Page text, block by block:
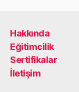
Hakkında
Eğitimcilik
Sertifikalar
İletişim